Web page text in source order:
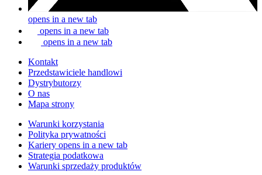
opens in a new tab
opens in a new tab
opens in a new tab
Kontakt
Przedstawiciele handlowi
Dystrybutorzy
O nas
Mapa strony
Warunki korzystania
Polityka prywatności
Kariery opens in a new tab
Strategia podatkowa
Warunki sprzedaży produktów